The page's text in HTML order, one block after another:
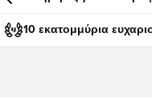
10 εκατομμύρια